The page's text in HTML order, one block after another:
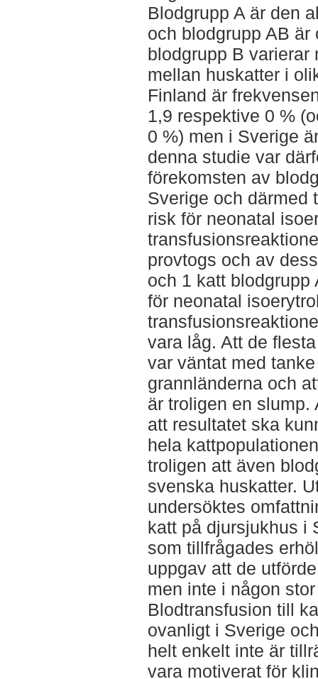
Blodgrupp A är den
och blodgrupp AB
blodgrupp B varierar
mellan huskatter i
Finland är
1,9 respektive 0 %
0 %) men i Sverige
denna studie var
förekomsten av
Sverige och därmed
risk för neonatal
provtogs och av
och 1 katt blodgrupp
för neonatal
vara låg. Att de
var väntat med
grannländerna och
är troligen en slump.
att resultatet ska
hela
troligen att även
svenska huskatter.
undersöktes
katt på djursjukhus i
som tillfrågades
uppgav att de
men inte i någon
Blodtransfusion till
ovanligt i Sverige
helt enkelt inte är
vara motiverat för